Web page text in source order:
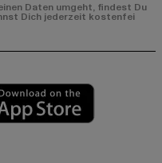
Daten umgeht, findest Du
Dich jederzeit kostenfei